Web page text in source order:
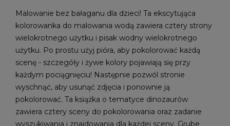
Malowanie bez bałaganu dla dzieci! Ta ekscytująca
kolorowanka do malowania wodą zawiera cztery strony
wielokrotnego użytku i pisak wodny wielokrotnego
użytku. Po prostu użyj pióra, aby pokolorować każdą
scenę - szczegóły i żywe kolory pojawiają się przy
każdym pociągnięciu! Następnie pozwól stronie
wyschnąć, aby usunąć zdjęcia i ponownie ją
pokolorować. Ta książka o tematyce dinozaurów
zawiera cztery sceny do pokolorowania oraz zadanie
wyszukiwania i znajdowania dla każdej sceny. Grube